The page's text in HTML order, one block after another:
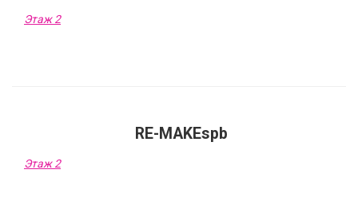
Этаж 2
RE-MAKEspb
Этаж 2